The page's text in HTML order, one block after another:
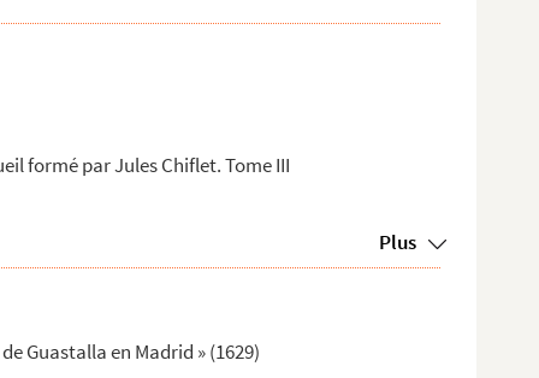
formé par Jules Chiflet. Tome III
Plus
Guastalla en Madrid » (1629)